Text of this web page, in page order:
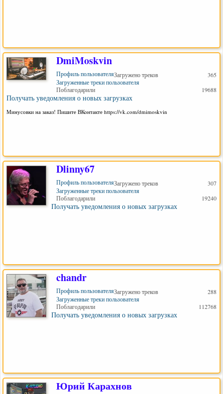
DmiMoskvin
Профиль пользователяЗагружено треков
365
Загруженные треки пользователя
Поблагодарили
19688
Получать уведомления о новых загрузках
Минусовки на заказ! Пишите ВКонтакте https://vk.com/dmimoskvin
Dlinny67
Профиль пользователяЗагружено треков
307
Загруженные треки пользователя
Поблагодарили
19240
Получать уведомления о новых загрузках
chandr
Профиль пользователяЗагружено треков
288
Загруженные треки пользователя
Поблагодарили
112768
Получать уведомления о новых загрузках
Юрий Карахнов